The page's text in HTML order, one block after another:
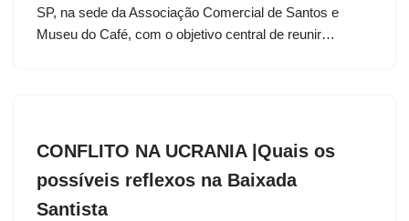
SP, na sede da Associação Comercial de Santos e
Museu do Café, com o objetivo central de reunir…
CONFLITO NA UCRANIA |Quais os
possíveis reflexos na Baixada
Santista